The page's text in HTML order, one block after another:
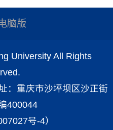
脑版
University All Rights
：重庆市沙坪坝区沙正街
400044
号-4）